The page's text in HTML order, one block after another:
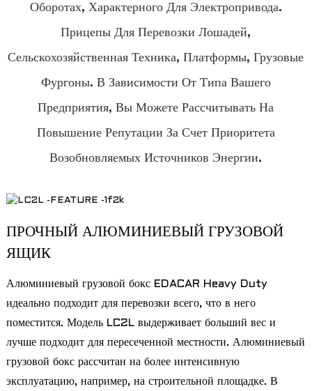
Оборотах, Характерного Для Электропривода.
Прицепы Для Перевозки Лошадей,
Сельскохозяйственная Техника, Платформы, Грузовые
Фургоны. В Зависимости От Типа Вашего
Предприятия, Вы Можете Рассчитывать На
Повышение Репутации За Счет Приоритета
Возобновляемых Источников Энергии.
ПРОЧНЫЙ АЛЮМИНИЕВЫЙ ГРУЗОВОЙ
ЯЩИК
Алюминиевый грузовой бокс EDACAR Heavy Duty
идеально подходит для перевозки всего, что в него
поместится. Модель LC2L выдерживает больший вес и
лучше подходит для пересеченной местности. Алюминиевый
грузовой бокс рассчитан на более интенсивную
эксплуатацию, например, на строительной площадке. В